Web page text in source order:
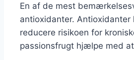
En af de mest
antioxidanter.
reducere risikoen for
passionsfrugt hjælpe med